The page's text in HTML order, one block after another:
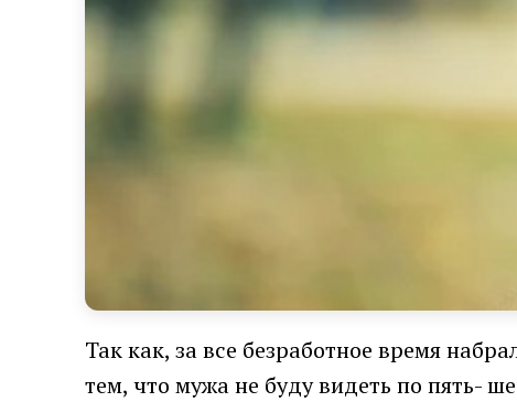
Так как, за все безработное время
тем, что мужа не буду видеть по пять-